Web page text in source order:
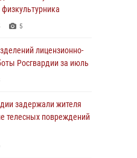
5
лицензионно-
Росгвардии за июль
задержали жителя
телесных повреждений